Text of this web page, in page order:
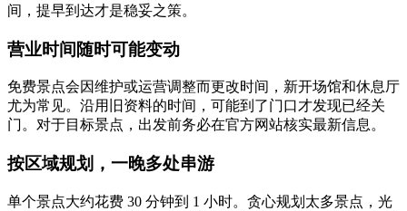
间，提早到达才是稳妥之策。
营业时间随时可能变动
免费景点会因维护或运营调整而更改时间，新开场馆和休息厅
尤为常见。沿用旧资料的时间，可能到了门口才发现已经关
门。对于目标景点，出发前务必在官方网站核实最新信息。
按区域规划，一晚多处串游
单个景点大约花费 30 分钟到 1 小时。贪心规划太多景点，光